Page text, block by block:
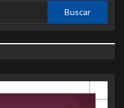
Buscar